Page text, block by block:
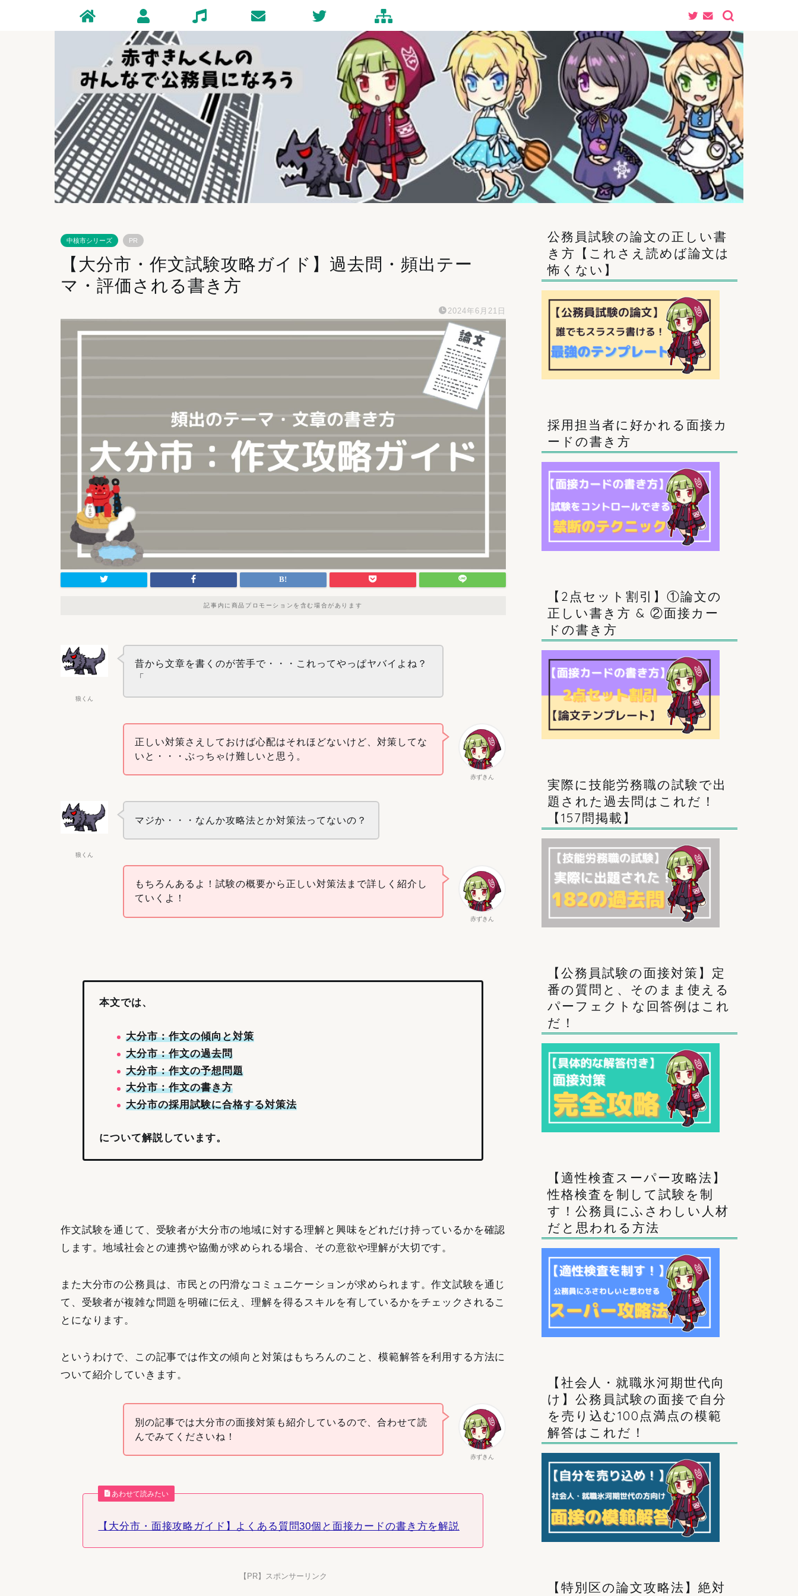
Home Profile Zakki Contact Twitter Site-map
中核市シリーズ PR
【大分市・作文試験攻略ガイド】過去問・頻出テー
マ・評価される書き方
2024年6月21日
記事内に商品プロモーションを含む場合があります
狼くん
昔から文章を書くのが苦手で・・・これってやっぱヤバイよね？
「
赤ずきん
正しい対策さえしておけば心配はそれほどないけど、対策してな
いと・・・ぶっちゃけ難しいと思う。
狼くん
マジか・・・なんか攻略法とか対策法ってないの？
赤ずきん
もちろんあるよ！試験の概要から正しい対策法まで詳しく紹介し
ていくよ！
本文では、
大分市：作文の傾向と対策
大分市：作文の過去問
大分市：作文の予想問題
大分市：作文の書き方
大分市の採用試験に合格する対策法
について解説しています。
作文試験を通じて、受験者が大分市の地域に対する理解と興味をどれだけ持っているかを確認
します。地域社会との連携や協働が求められる場合、その意欲や理解が大切です。
また大分市の公務員は、市民との円滑なコミュニケーションが求められます。作文試験を通じ
て、受験者が複雑な問題を明確に伝え、理解を得るスキルを有しているかをチェックされるこ
とになります。
というわけで、この記事では作文の傾向と対策はもちろんのこと、模範解答を利用する方法に
ついて紹介していきます。
赤ずきん
別の記事では大分市の面接対策も紹介しているので、合わせて読
んでみてくださいね！
あわせて読みたい
【大分市・面接攻略ガイド】よくある質問30個と面接カードの書き方を解説
【PR】スポンサーリンク
公務員試験の論文の正しい書
き方【これさえ読めば論文は
怖くない】
採用担当者に好かれる面接カ
ードの書き方
【2点セット割引】①論文の
正しい書き方 & ②面接カー
ドの書き方
実際に技能労務職の試験で出
題された過去問はこれだ！
【157問掲載】
【公務員試験の面接対策】定
番の質問と、そのまま使える
パーフェクトな回答例はこれ
だ！
【適性検査スーパー攻略法】
性格検査を制して試験を制
す！公務員にふさわしい人材
だと思われる方法
【社会人・就職氷河期世代向
け】公務員試験の面接で自分
を売り込む100点満点の模範
解答はこれだ！
【特別区の論文攻略法】絶対